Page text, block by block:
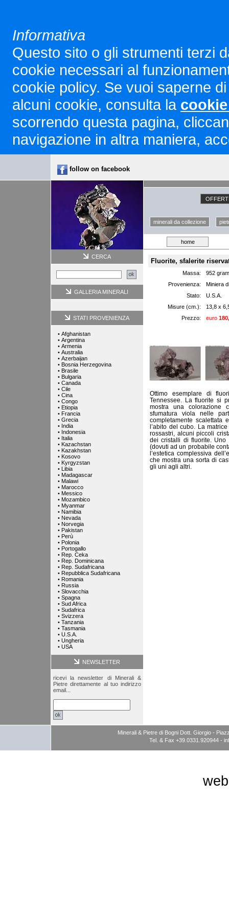
Informativa
Questo sito o gli strumenti terzi
cookie necessari al
cookie policy. Se vuoi saperne
alcuni cookie, consulta la
scorrendo questa pagina,
navigazione in altra maniera,
follow on facebook
minerali da collezione
home
CERCA
GALLERIA MINERALI
STATI PROVENIENZA
• Afghanistan
• Argentina
• Armenia
• Australia
• Azerbaijan
• Bosnia Herzegovina
• Brasile
• Bulgaria
• Canada
• Cile
• Cina
• Congo
• Etiopia
• Francia
• Grecia
• India
• Indonesia
• Italia
• Kazachstan
• Kazakhstan
• Kosovo
• Kyrgyzstan
• Libia
• Madagascar
• Malawi
• Marocco
• Messico
• Mozambico
• Myanmar
• Namibia
• Nevada
• Norvegia
• Pakistan
• Perù
• Polonia
• Portogallo
• Rep. Ceka
• Rep. Dominicana
• Rep. Sudafricana
• Repubblica Sudafricana
• Romania
• Russia
• Slovacchia
• Spagna
• Sud Africa
• Sudafrica
• Svizzera
• Tanzania
• Tasmania
• U.S.A.
• Ungheria
• USA
NEWSLETTER
ricevi la newsletter di Minerali &
Pietre direttamente al tuo indirizzo
email...
Fluorite, sfalerite
Massa:
952
Provenienza:
Miniera
Stato:
U.S.A.
Misure (cm.):
13,8 x
Prezzo:
euro
Ottimo esemplare di
Tennessee. La fluorite si
mostra una colorazione
sfumatura viola nelle
completamente scalettata
l’abito del cubo. La
rossastri, alcuni piccoli
dei cristalli di fluorite.
(dovuti ad un probabile
l’estetica complessiva
che mostra una sorta di
gli uni agli altri.
Minerali & Pietre di Bogni Dott. Giorgio -
Tel. & Fax +39.0331.920944 -